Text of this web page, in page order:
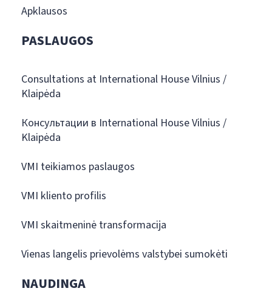
Apklausos
PASLAUGOS
Consultations at International House Vilnius /
Klaipėda
Консультации в International House Vilnius /
Klaipėda
VMI teikiamos paslaugos
VMI kliento profilis
VMI skaitmeninė transformacija
Vienas langelis prievolėms valstybei sumokėti
NAUDINGA